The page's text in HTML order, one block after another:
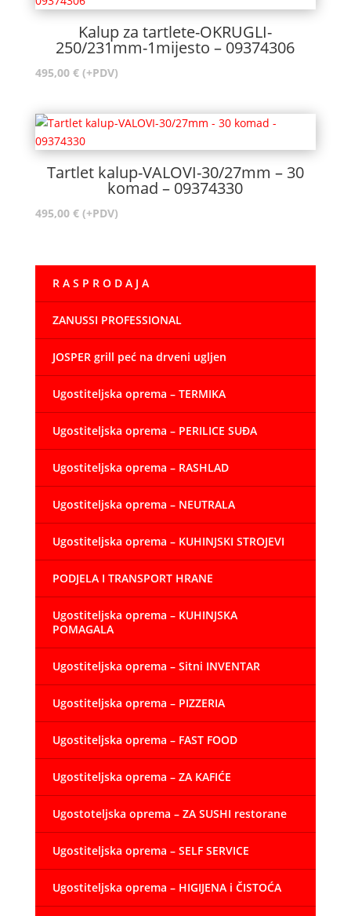
Kalup za tartlete-OKRUGLI-
250/231mm-1mijesto – 09374306
495,00 € (+PDV)
Tartlet kalup-VALOVI-30/27mm – 30
komad – 09374330
495,00 € (+PDV)
R A S P R O D A J A
ZANUSSI PROFESSIONAL
JOSPER grill peć na drveni ugljen
Ugostiteljska oprema – TERMIKA
Ugostiteljska oprema – PERILICE SUĐA
Ugostiteljska oprema – RASHLAD
Ugostiteljska oprema – NEUTRALA
Ugostiteljska oprema – KUHINJSKI STROJEVI
PODJELA I TRANSPORT HRANE
Ugostiteljska oprema – KUHINJSKA
POMAGALA
Ugostiteljska oprema – Sitni INVENTAR
Ugostiteljska oprema – PIZZERIA
Ugostiteljska oprema – FAST FOOD
Ugostiteljska oprema – ZA KAFIĆE
Ugostoteljska oprema – ZA SUSHI restorane
Ugostiteljska oprema – SELF SERVICE
Ugostiteljska oprema – HIGIJENA i ČISTOĆA